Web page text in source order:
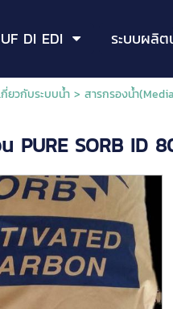
DI EDI ระบบผลิต
ยวกับระบบน้ำ> สารกรองน้ำ
PURE SORB ID